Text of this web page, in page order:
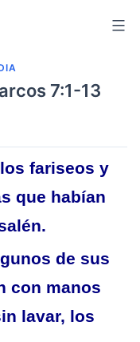
7:1-13
fariseos y
que habían
de sus
con manos
lavar, los